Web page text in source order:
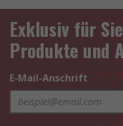
Exklusiv für
Produkte und
E-Mail-Anschrift